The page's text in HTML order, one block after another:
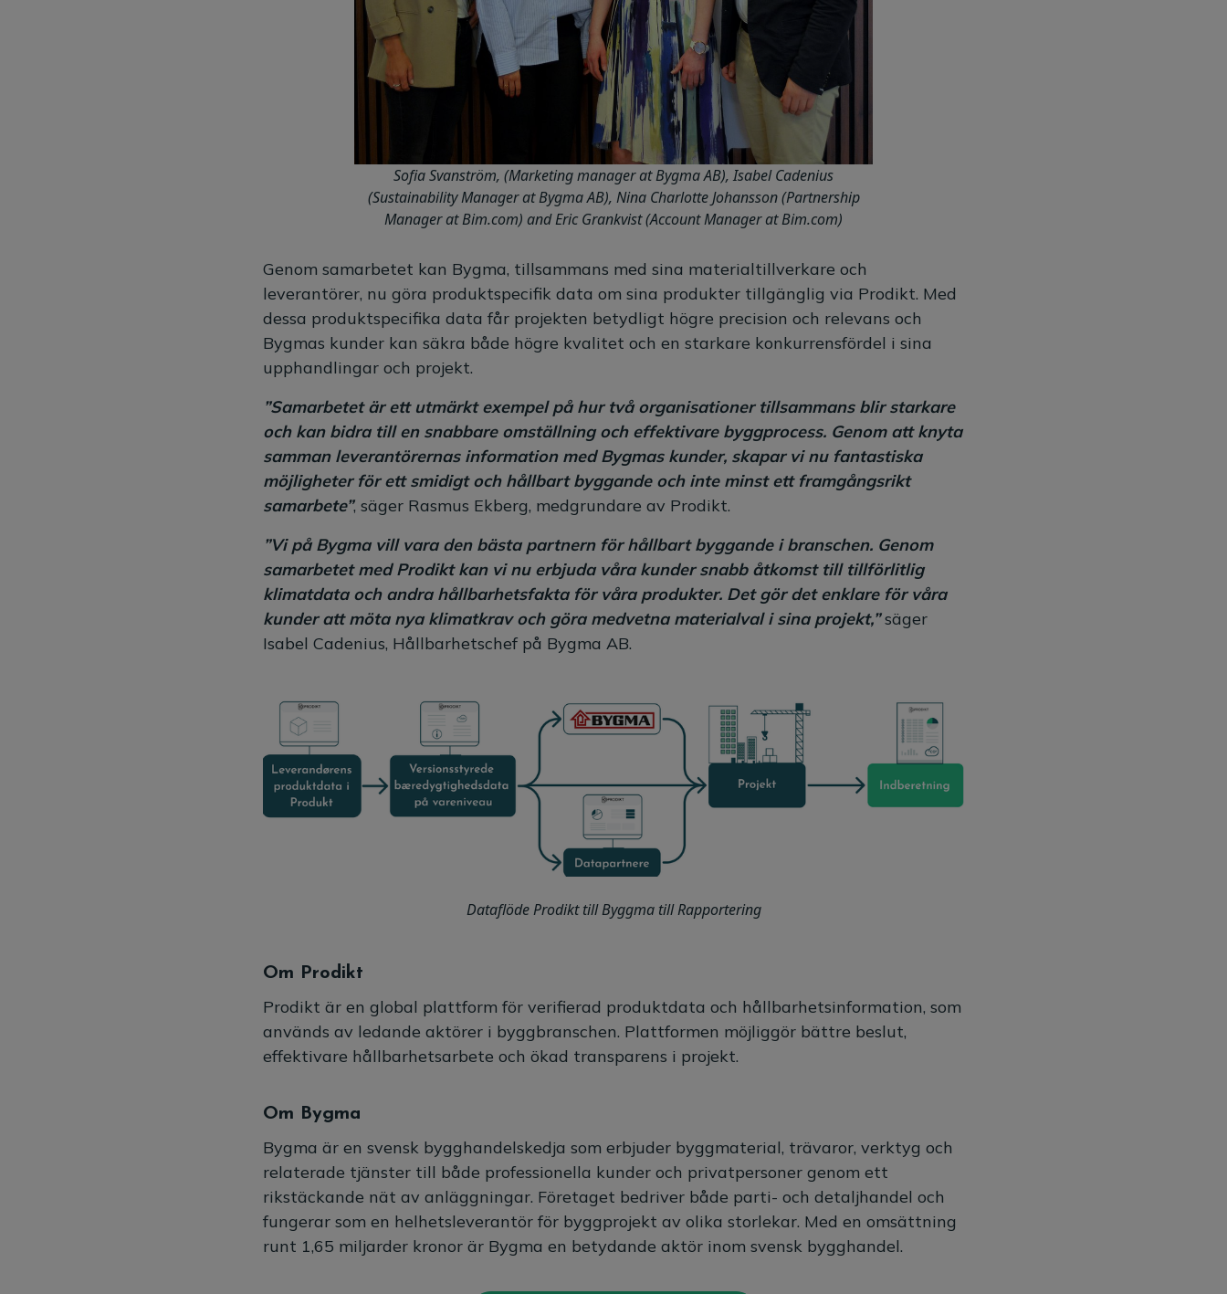
Sofia Svanström, (Marketing manager at Bygma AB), Isabel Cadenius
(Sustainability Manager at Bygma AB), Nina Charlotte Johansson (Partnership
Manager at Bim.com) and Eric Grankvist (Account Manager at Bim.com)
Genom samarbetet kan Bygma, tillsammans med sina materialtillverkare och
leverantörer, nu göra produktspecifik data om sina produkter tillgänglig via Prodikt. Med
dessa produktspecifika data får projekten betydligt högre precision och relevans och
Bygmas kunder kan säkra både högre kvalitet och en starkare konkurrensfördel i sina
upphandlingar och projekt.
”Samarbetet är ett utmärkt exempel på hur två organisationer tillsammans blir starkare
och kan bidra till en snabbare omställning och effektivare byggprocess. Genom att knyta
samman leverantörernas information med Bygmas kunder, skapar vi nu fantastiska
möjligheter för ett smidigt och hållbart byggande och inte minst ett framgångsrikt
samarbete”, säger Rasmus Ekberg, medgrundare av Prodikt.
”Vi på Bygma vill vara den bästa partnern för hållbart byggande i branschen. Genom
samarbetet med Prodikt kan vi nu erbjuda våra kunder snabb åtkomst till tillförlitlig
klimatdata och andra hållbarhetsfakta för våra produkter. Det gör det enklare för våra
kunder att möta nya klimatkrav och göra medvetna materialval i sina projekt,”säger
Isabel Cadenius, Hållbarhetschef på Bygma AB.
Dataflöde Prodikt till Byggma till Rapportering
Om Prodikt
Prodikt är en global plattform för verifierad produktdata och hållbarhetsinformation, som
används av ledande aktörer i byggbranschen. Plattformen möjliggör bättre beslut,
effektivare hållbarhetsarbete och ökad transparens i projekt.
Om Bygma
Bygma är en svensk bygghandelskedja som erbjuder byggmaterial, trävaror, verktyg och
relaterade tjänster till både professionella kunder och privatpersoner genom ett
rikstäckande nät av anläggningar. Företaget bedriver både parti- och detaljhandel och
fungerar som en helhetsleverantör för byggprojekt av olika storlekar. Med en omsättning
runt 1,65 miljarder kronor är Bygma en betydande aktör inom svensk bygghandel.